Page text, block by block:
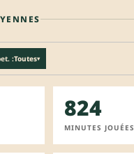
:Toutes▾
824
MINUTES JOUÉES